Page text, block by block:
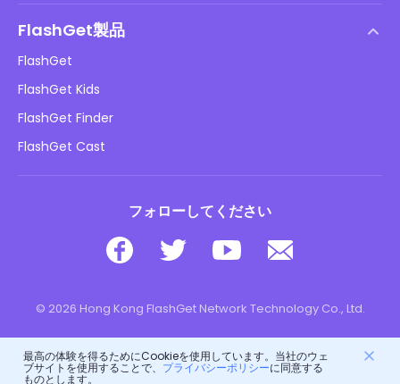
DMCAポリシー
プライバシーポリシー
広告ポリシー
私の情報を販売しないでください
子供のオンラインの安全性
ダウンロード
FlashGet製品
FlashGet
FlashGet Kids
FlashGet Finder
FlashGet Cast
フォローしてください
© 2026 Hong Kong FlashGet Network Technology Co., Ltd.
最高の体験を得るためにCookieを使用しています。当社のウェ
ブサイトを使用することで、 プライバシーポリシーに同意する
ものとします。